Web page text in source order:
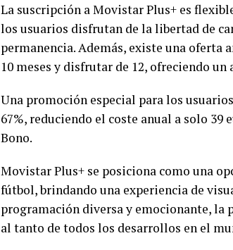
La suscripción a Movistar Plus+ es
los usuarios disfrutan de la libertad de
permanencia. Además, existe una oferta
10 meses y disfrutar de 12, ofreciendo un
Una promoción especial para los
67%, reduciendo el coste anual a solo
Bono.
Movistar Plus+ se posiciona como una
fútbol, brindando una experiencia de
programación diversa y emocionante, la
al tanto de todos los desarrollos en el